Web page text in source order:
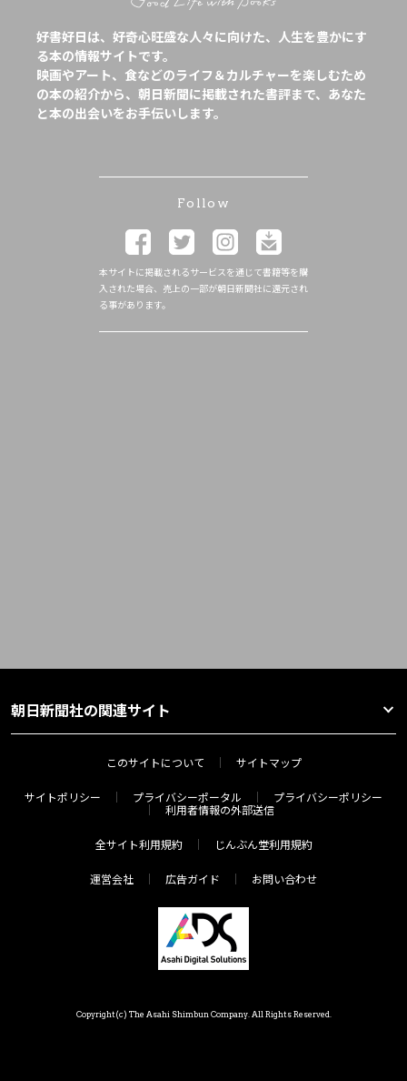
好書好日は、好奇心旺盛な人々に向けた、人生を豊かにす
る本の情報サイトです。
映画やアート、食などのライフ＆カルチャーを楽しむため
の本の紹介から、朝日新聞に掲載された書評まで、あなた
と本の出会いをお手伝いします。
Follow
本サイトに掲載されるサービスを通じて書籍等を購
入された場合、売上の一部が朝日新聞社に還元され
る事があります。
朝日新聞社の関連サイト
このサイトについて サイトマップ
サイトポリシー プライバシーポータル
プライバシーポリシー
利用者情報の外部送信
全サイト利用規約 じんぶん堂利用規約
運営会社 広告ガイド お問い合わせ
Copyright(c) The Asahi Shimbun Company. All Rights Reserved.